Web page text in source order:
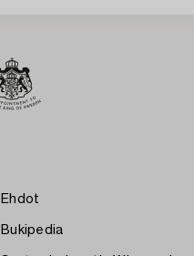
Ehdot
Bukipedia